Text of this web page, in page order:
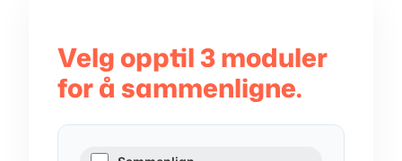
Velg opptil 3 moduler
for å sammenligne.